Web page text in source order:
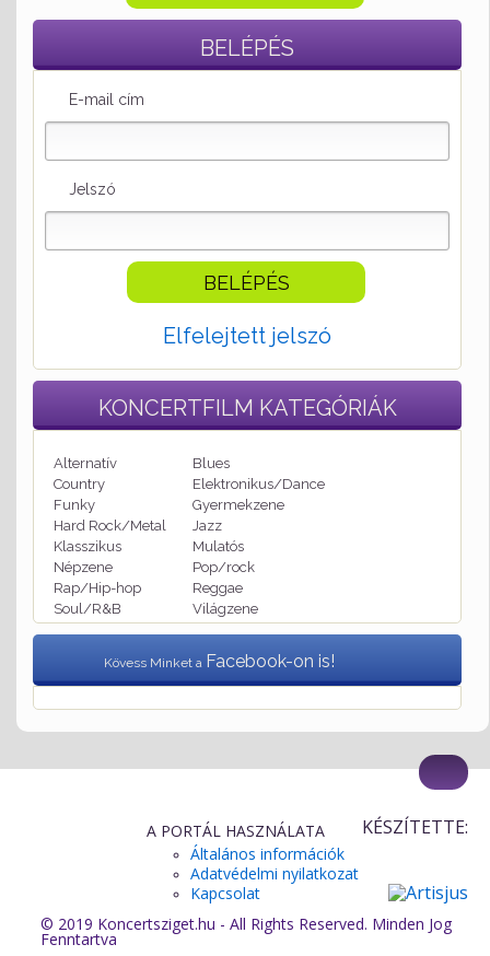
BELÉPÉS
E-mail cím
Jelszó
Elfelejtett jelszó
KONCERTFILM KATEGÓRIÁK
Alternatív
Blues
Country
Elektronikus/Dance
Funky
Gyermekzene
Hard Rock/Metal
Jazz
Klasszikus
Mulatós
Népzene
Pop/rock
Rap/Hip-hop
Reggae
Soul/R&B
Világzene
Kövess Minket a Facebook-on is!
© 2019 Koncertsziget.hu - All Rights Reserved. Minden Jog
Fenntartva
A PORTÁL HASZNÁLATA
Általános információk
Adatvédelmi nyilatkozat
Kapcsolat
KÉSZÍTETTE: